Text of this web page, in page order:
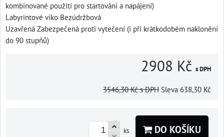
kombinované použití pro startování a napájení)
Labyrintové víko Bezúdržbová
Uzavřená Zabezpečená proti vytečení (i při krátkodobém naklonění
do 90 stupňů)
2908 Kč s DPH
3546,30 Kč s DPH Sleva 638,30 Kč
ks DO KOŠÍKU